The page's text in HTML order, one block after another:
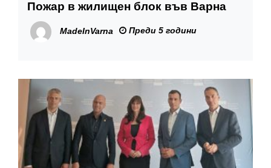
Пожар в жилищен блок във Варна
MadeInVarna Преди 5 години